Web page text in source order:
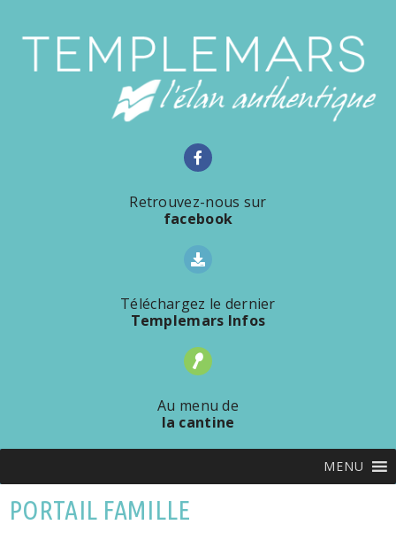
Retrouvez-nous sur
facebook
Téléchargez le dernier
Templemars Infos
Au menu de
la cantine
MENU
PORTAIL FAMILLE